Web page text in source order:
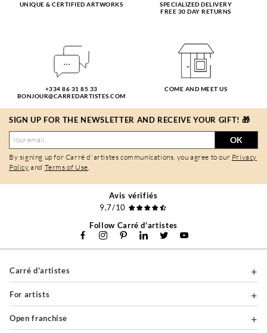
UNIQUE & CERTIFIED ARTWORKS
SPECIALIZED DELIVERY
FREE 30 DAY RETURNS
+334 86 31 85 33
BONJOUR@CARREDARTISTES.COM
COME AND MEET US
SIGN UP FOR THE NEWSLETTER AND RECEIVE YOUR GIFT! 🎁
OK
By signing up for Carré d'artistes communications, you agree to our Privacy
Policy and Terms of Use
Avis vérifiés
9,7/10
Follow Carré d'artistes
Carré d'artistes
For artists
Open franchise